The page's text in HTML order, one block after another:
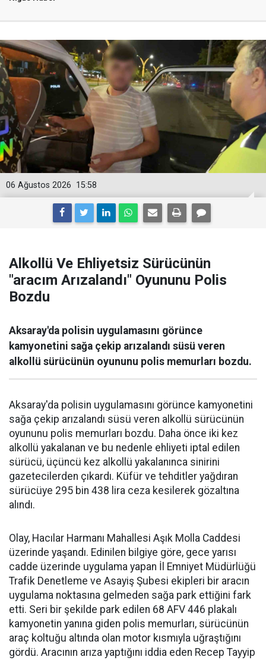
15:58
06 Ağustos 2026
Alkollü Ve Ehliyetsiz Sürücünün
"aracım Arızalandı" Oyununu Polis
Bozdu
Aksaray'da polisin uygulamasını görünce
kamyonetini sağa çekip arızalandı süsü veren
alkollü sürücünün oyununu polis memurları bozdu.
Aksaray'da polisin uygulamasını görünce kamyonetini
sağa çekip arızalandı süsü veren alkollü sürücünün
oyununu polis memurları bozdu. Daha önce iki kez
alkollü yakalanan ve bu nedenle ehliyeti iptal edilen
sürücü, üçüncü kez alkollü yakalanınca sinirini
gazetecilerden çıkardı. Küfür ve tehditler yağdıran
sürücüye 295 bin 438 lira ceza kesilerek gözaltına
alındı.
Olay, Hacılar Harmanı Mahallesi Aşık Molla Caddesi
üzerinde yaşandı. Edinilen bilgiye göre, gece yarısı
cadde üzerinde uygulama yapan İl Emniyet Müdürlüğü
Trafik Denetleme ve Asayiş Şubesi ekipleri bir aracın
uygulama noktasına gelmeden sağa park ettiğini fark
etti. Seri bir şekilde park edilen 68 AFV 446 plakalı
kamyonetin yanına giden polis memurları, sürücünün
araç koltuğu altında olan motor kısmıyla uğraştığını
gördü. Aracının arıza yaptığını iddia eden Recep Tayyip